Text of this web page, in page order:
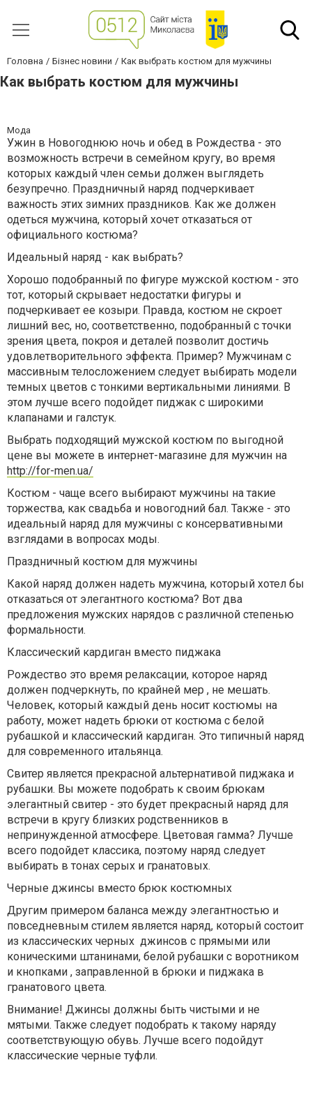
Головна Бізнес новини Как выбрать костюм для мужчины
Как выбрать костюм для мужчины
Мода
Ужин в Новогоднюю ночь и обед в Рождества - это
возможность встречи в семейном кругу, во время
которых каждый член семьи должен выглядеть
безупречно. Праздничный наряд подчеркивает
важность этих зимних праздников. Как же должен
одеться мужчина, который хочет отказаться от
официального костюма?
Идеальный наряд - как выбрать?
Хорошо подобранный по фигуре мужской костюм - это
тот, который скрывает недостатки фигуры и
подчеркивает ее козыри. Правда, костюм не скроет
лишний вес, но, соответственно, подобранный с точки
зрения цвета, покроя и деталей позволит достичь
удовлетворительного эффекта. Пример? Мужчинам с
массивным телосложением следует выбирать модели
темных цветов с тонкими вертикальными линиями. В
этом лучше всего подойдет пиджак с широкими
клапанами и галстук.
Выбрать подходящий мужской костюм по выгодной
цене вы можете в интернет-магазине для мужчин на
http://for-men.ua/
Костюм - чаще всего выбирают мужчины на такие
торжества, как свадьба и новогодний бал. Также - это
идеальный наряд для мужчины с консервативными
взглядами в вопросах моды.
Праздничный костюм для мужчины
Какой наряд должен надеть мужчина, который хотел бы
отказаться от элегантного костюма? Вот два
предложения мужских нарядов с различной степенью
формальности.
Классический кардиган вместо пиджака
Рождество это время релаксации, которое наряд
должен подчеркнуть, по крайней мер , не мешать.
Человек, который каждый день носит костюмы на
работу, может надеть брюки от костюма с белой
рубашкой и классический кардиган. Это типичный наряд
для современного итальянца.
Свитер является прекрасной альтернативой пиджака и
рубашки. Вы можете подобрать к своим брюкам
элегантный свитер - это будет прекрасный наряд для
встречи в кругу близких родственников в
непринужденной атмосфере. Цветовая гамма? Лучше
всего подойдет классика, поэтому наряд следует
выбирать в тонах серых и гранатовых.
Черные джинсы вместо брюк костюмных
Другим примером баланса между элегантностью и
повседневным стилем является наряд, который состоит
из классических черных джинсов с прямыми или
коническими штанинами, белой рубашки с воротником
и кнопками , заправленной в брюки и пиджака в
гранатового цвета.
Внимание! Джинсы должны быть чистыми и не
мятыми. Также следует подобрать к такому наряду
соответствующую обувь. Лучше всего подойдут
классические черные туфли.